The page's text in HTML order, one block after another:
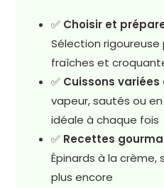
✅ Choisir et
Sélection rigoureuse
fraîches et
✅ Cuissons
vapeur, sautés ou
idéale à chaque fois
✅ Recettes
Épinards à la crème,
plus encore